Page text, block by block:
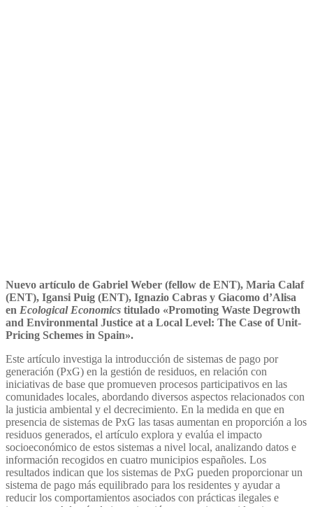
Nuevo artículo de Gabriel Weber (fellow de ENT), Maria Calaf
(ENT), Igansi Puig (ENT), Ignazio Cabras y Giacomo d’Alisa
en Ecological Economics titulado «Promoting Waste Degrowth
and Environmental Justice at a Local Level: The Case of Unit-
Pricing Schemes in Spain».
Este artículo investiga la introducción de sistemas de pago por
generación (PxG) en la gestión de residuos, en relación con
iniciativas de base que promueven procesos participativos en las
comunidades locales, abordando diversos aspectos relacionados con
la justicia ambiental y el decrecimiento. En la medida en que en
presencia de sistemas de PxG las tasas aumentan en proporción a los
residuos generados, el artículo explora y evalúa el impacto
socioeconómico de estos sistemas a nivel local, analizando datos e
información recogidos en cuatro municipios españoles. Los
resultados indican que los sistemas de PxG pueden proporcionar un
sistema de pago más equilibrado para los residentes y ayudar a
reducir los comportamientos asociados con prácticas ilegales e